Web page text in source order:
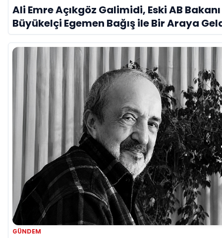
Ali Emre Açıkgöz Galimidi, Eski AB
Büyükelçi Egemen Bağış ile Bir Araya
GÜNDEM